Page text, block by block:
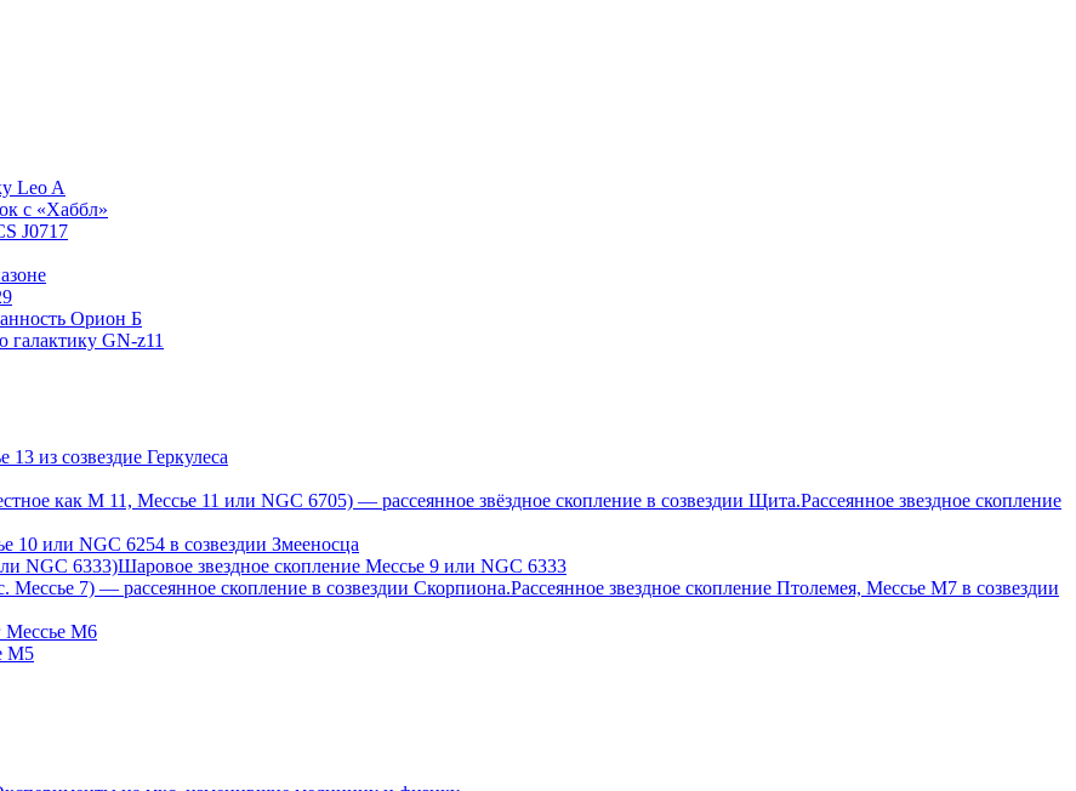
Leo A
с «Хаббл»
J0717
Орион Б
GN-z11
из созвездие Геркулеса
Рассеянное звездное скопление
10 или NGC 6254 в созвездии Змееносца
Шаровое звездное скопление Мессье 9 или NGC 6333
Рассеянное звездное скопление Птолемея, Мессье М7 в созвездии
Мессье М6
М5